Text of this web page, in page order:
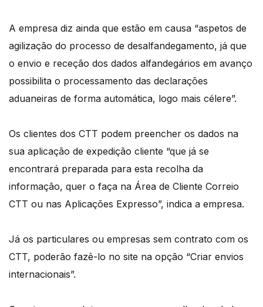
A empresa diz ainda que estão em causa “aspetos de
agilização do processo de desalfandegamento, já que
o envio e receção dos dados alfandegários em avanço
possibilita o processamento das declarações
aduaneiras de forma automática, logo mais célere”.
Os clientes dos CTT podem preencher os dados na
sua aplicação de expedição cliente “que já se
encontrará preparada para esta recolha da
informação, quer o faça na Área de Cliente Correio
CTT ou nas Aplicações Expresso”, indica a empresa.
Já os particulares ou empresas sem contrato com os
CTT, poderão fazê-lo no site na opção “Criar envios
internacionais”.